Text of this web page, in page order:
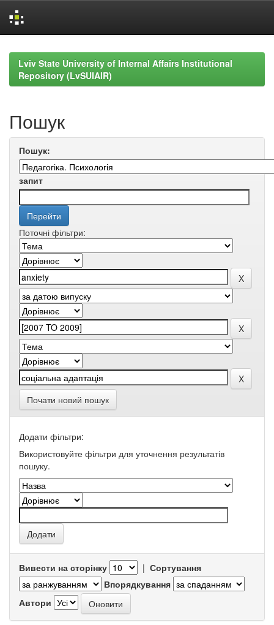
navigationLviv State University of Internal Affairs Institutional
Repository (LvSUIAIR)
Пошук
Пошук:
запит
Поточні фільтри:
Почати новий пошук
Додати фільтри:
Використовуйте фільтри для уточнення результатів
пошуку.
Вивести на сторінку | Сортування
Впорядкування
Автори